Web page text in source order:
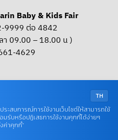
Baby & Kids Fair
9999 ต่อ 4842
า 09.00 – 18.00 น )
4629
COMPANY LIMITED
TH
ระสบการณ์การใช้งานเว็บไซต์ให้สามารถใช้
รับหรือปฏิเสธการใช้งานคุกกี้ได้ง่ายๆ
ค่าคุกกี้”